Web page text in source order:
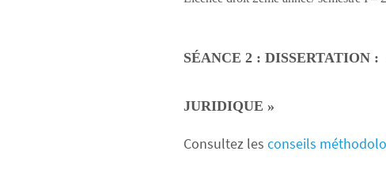
SÉANCE 2 : DISSERTATION
JURIDIQUE »
Consultez les conseils